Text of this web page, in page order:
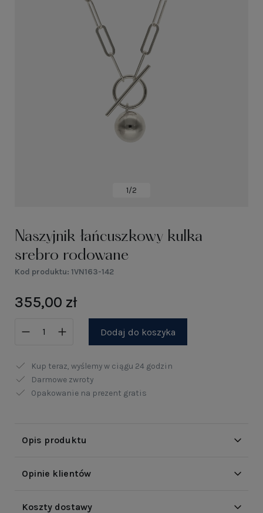
1/2
Naszyjnik łańcuszkowy kulka
srebro rodowane
Kod produktu: 1VN163-142
355,00 zł
Dodaj do koszyka
Kup teraz, wyślemy w ciągu 24 godzin
Darmowe zwroty
Opakowanie na prezent gratis
Opis produktu
Opinie klientów
Koszty dostawy